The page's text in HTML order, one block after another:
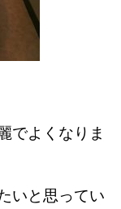
でよくなりま
いと思ってい